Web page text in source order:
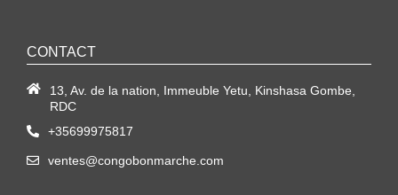
CONTACT
13, Av. de la nation, Immeuble Yetu, Kinshasa Gombe,
RDC
+35699975817
ventes@congobonmarche.com